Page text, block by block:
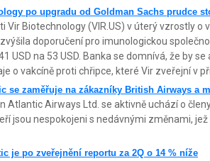
po upgradu od Goldman Sachs prudce
Vir Biotechnology (VIR.US) v úterý vzrostly o
doporučení pro imunologickou
USD na 53 USD. Banka se domnívá, že by
o vakcíně proti chřipce, které Vir zveřejní v
se zaměřuje na zákazníky British Airways a
Atlantic Airways Ltd. se aktivně uchází o
jsou nespokojeni s nedávnými změnami,
je po zveřejnění reportu za 2Q o 14 % níže